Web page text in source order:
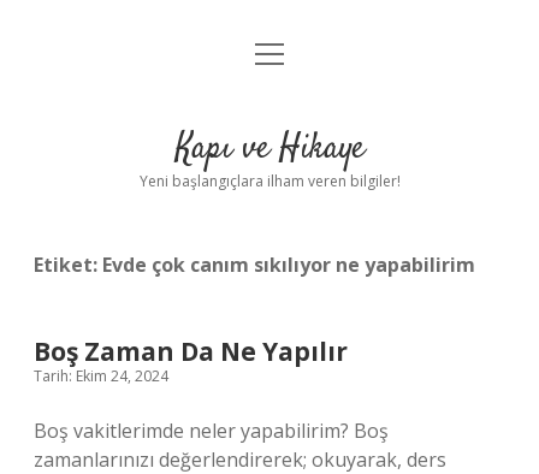
Anasayfa
Yasal Uyarı
menüyü
Kapı ve Hikaye
Yeni başlangıçlara ilham veren bilgiler!
Etiket: Evde çok canım sıkılıyor ne yapabilirim
Boş Zaman Da Ne Yapılır
Tarih: Ekim 24, 2024
Boş vakitlerimde neler yapabilirim? Boş
zamanlarınızı değerlendirerek; okuyarak, ders